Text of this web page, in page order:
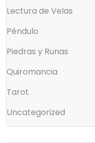
Lectura de Velas
Péndulo
Piedras y Runas
Quiromancia
Tarot
Uncategorized